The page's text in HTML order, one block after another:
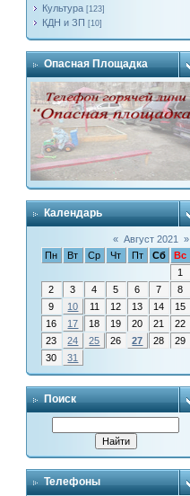
Культура [123]
КДН и ЗП [10]
Опасная Площадка
Календарь
« Август 2021
»
Пн
Вт Ср Чт Пт Сб
Вс
1
2
3 4 5 6 7
8
9
10 11 12 13 14
15
16
17 18 19 20 21
22
23
24 25 26 27 28
29
30
31
Поиск
Телефоны